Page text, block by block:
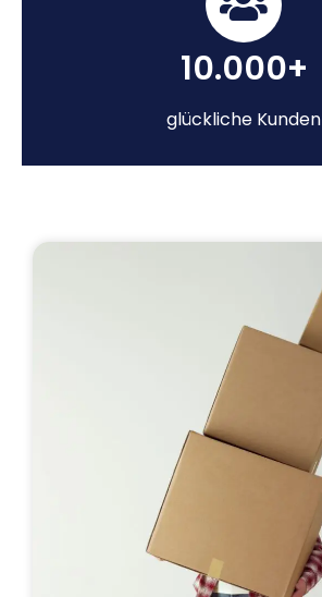
10.000+
glückliche Kunden